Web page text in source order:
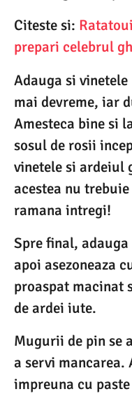
Citeste si:
prepari celebrul
Adauga si
mai devreme, iar
Amesteca bine si
sosul de rosii
vinetele si ardeiul
acestea nu
ramana intregi!
Spre final,
apoi asezoneaza
proaspat macinat
de ardei iute.
Mugurii de pin se
a servi mancarea.
impreuna cu